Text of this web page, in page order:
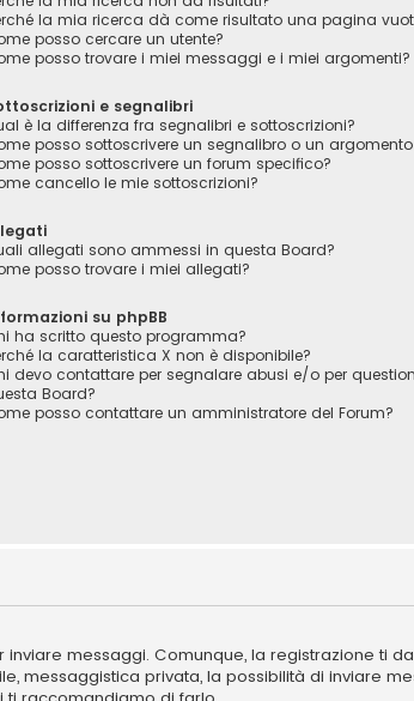
la mia ricerca dà come risultato una pagina
posso cercare un utente?
posso trovare i miei messaggi e i miei argomenti?
e segnalibri
è la differenza fra segnalibri e sottoscrizioni?
posso sottoscrivere un segnalibro o un
posso sottoscrivere un forum specifico?
cancello le mie sottoscrizioni?
allegati sono ammessi in questa Board?
posso trovare i miei allegati?
su phpBB
ha scritto questo programma?
la caratteristica X non è disponibile?
devo contattare per segnalare abusi e/o per
Board?
posso contattare un amministratore del Forum?
messaggi. Comunque, la registrazione ti
messaggistica privata, la possibilità di inviare